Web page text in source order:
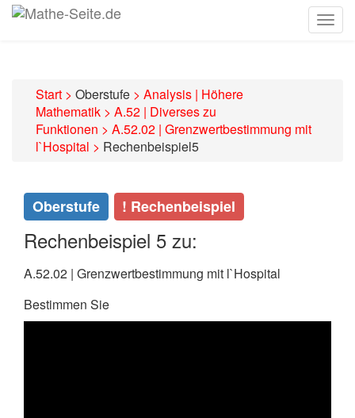
Start > Oberstufe > Analysis | Höhere
Mathematik > A.52 | Diverses zu
Funktionen > A.52.02 | Grenzwertbestimmung mit
l`Hospital > Rechenbeispiel5
Oberstufe ! Rechenbeispiel
Rechenbeispiel 5 zu:
A.52.02 | Grenzwertbestimmung mit l`Hospital
Bestimmen Sie